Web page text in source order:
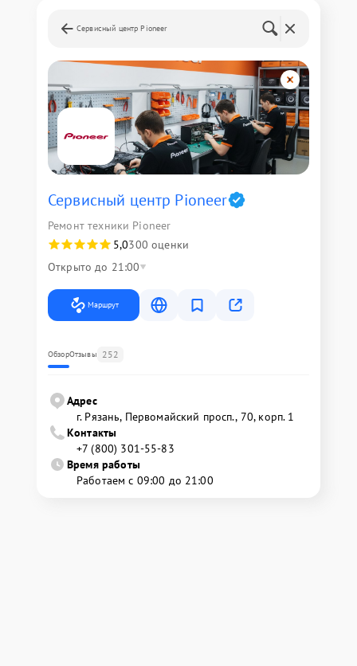
Сервисный центр Pioneer
Сервисный центр Pioneer
Ремонт техники Pioneer
5,0300 оценки
Открыто до 21:00
Маршрут
ОбзорОтзывы 252
Адрес
г. Рязань, Первомайский просп., 70, корп. 1
Контакты
+7 (800) 301-55-83
Время работы
Работаем с 09:00 до 21:00